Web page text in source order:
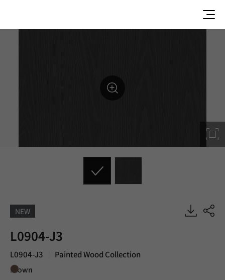
NEW
L0904-J3, Painted Wood, DECO
L0904-J3
L0904-J3 Painted Wood Collection
Brown